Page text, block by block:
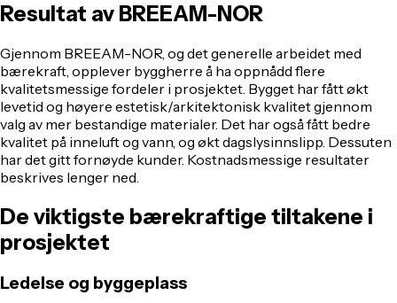
Resultat av BREEAM-NOR
Gjennom BREEAM-NOR, og det generelle arbeidet med
bærekraft, opplever byggherre å ha oppnådd flere
kvalitetsmessige fordeler i prosjektet. Bygget har fått økt
levetid og høyere estetisk/arkitektonisk kvalitet gjennom
valg av mer bestandige materialer. Det har også fått bedre
kvalitet på inneluft og vann, og økt dagslysinnslipp. Dessuten
har det gitt fornøyde kunder. Kostnadsmessige resultater
beskrives lenger ned.
De viktigste bærekraftige tiltakene i
prosjektet
Ledelse og byggeplass